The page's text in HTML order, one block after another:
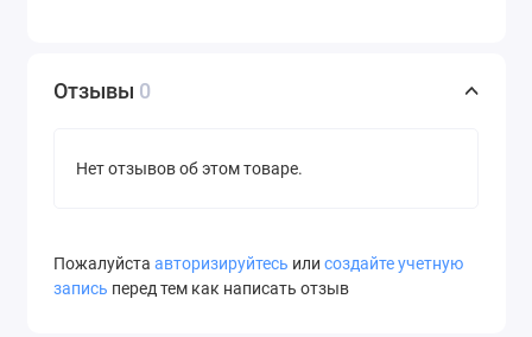
Отзывы 0
Нет отзывов об этом товаре.
Пожалуйста авторизируйтесь или создайте учетную
запись перед тем как написать отзыв